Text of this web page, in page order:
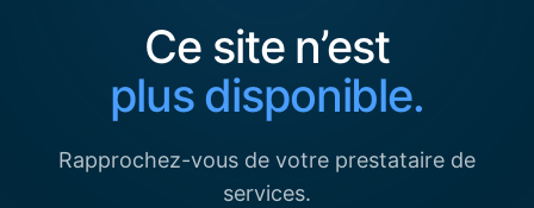
Ce site n’est
plus disponible.
Rapprochez-vous de votre prestataire de
services.